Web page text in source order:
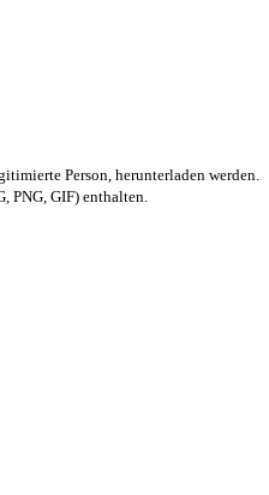
Person, herunterladen werden.
PNG, GIF) enthalten.